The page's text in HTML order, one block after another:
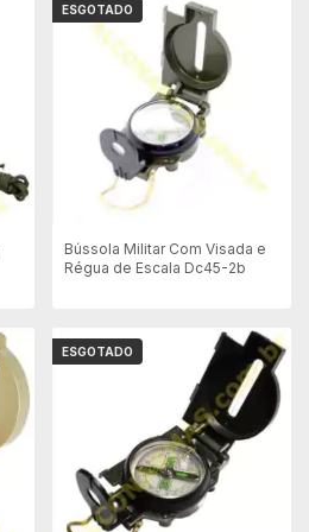
ESGOTADO
Bússola Militar Com Visada e
Régua de Escala Dc45-2b
ESGOTADO